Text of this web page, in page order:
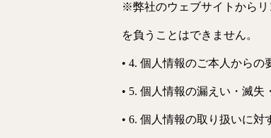
※弊社のウェブサイトから
を負うことはできません。
• 4. 個人情報のご本人からの
• 5. 個人情報の漏えい・滅失
• 6. 個人情報の取り扱いに